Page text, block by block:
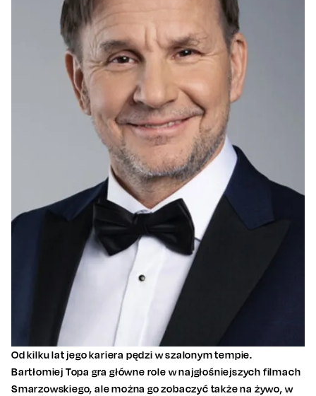
Od kilku lat jego kariera pędzi w szalonym tempie.
Bartłomiej Topa gra główne role w najgłośniejszych filmach
Smarzowskiego, ale można go zobaczyć także na żywo, w